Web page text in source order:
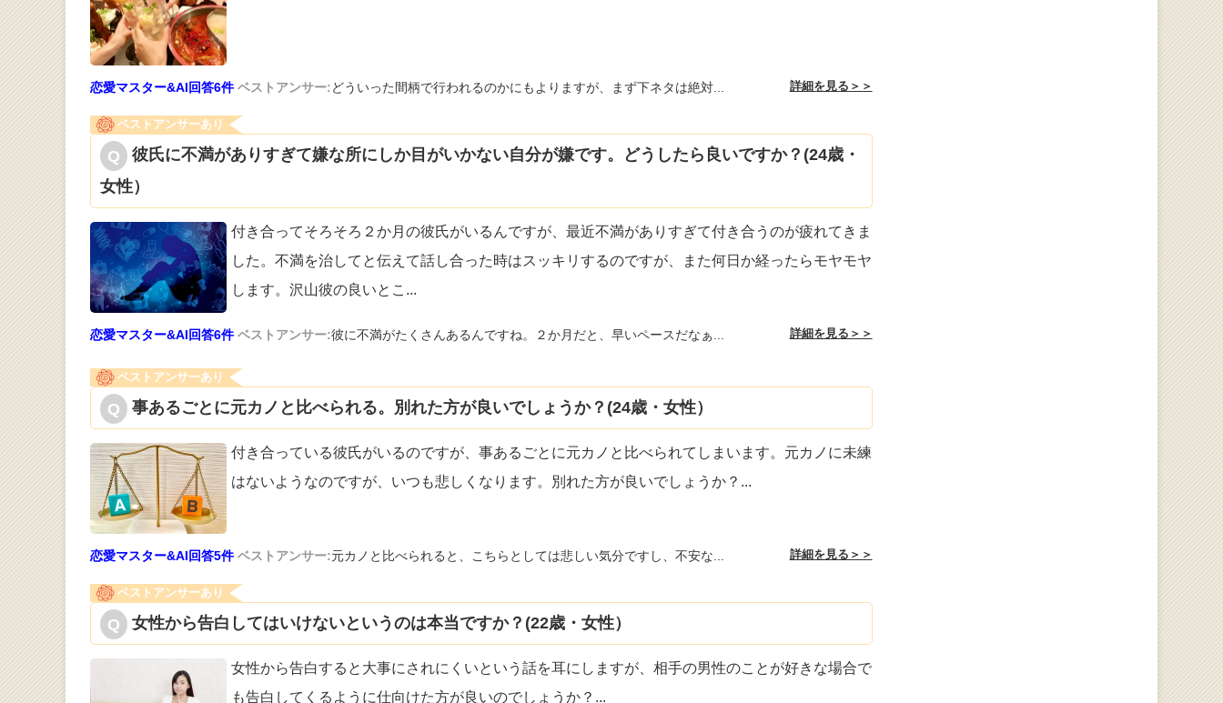
恋愛マスター&AI回答6件 ベストアンサー:どういった間柄で行われるのかにもよりますが、まず下ネタは絶対... 詳細を見る＞＞
ベストアンサーあり
彼氏に不満がありすぎて嫌な所にしか目がいかない自分が嫌です。どうしたら良いですか？(24歳・
女性）
付き合ってそろそろ２か月の彼氏がいるんですが、最近不満がありすぎて付き合うのが疲れてきま
した。不満を治してと伝えて話し合った時はスッキリするのですが、また何日か経ったらモヤモヤ
します。沢山彼の良いとこ ...
恋愛マスター&AI回答6件 ベストアンサー:彼に不満がたくさんあるんですね。２か月だと、早いペースだなぁ... 詳細を見る＞＞
ベストアンサーあり
事あるごとに元カノと比べられる。別れた方が良いでしょうか？(24歳・女性）
付き合っている彼氏がいるのですが、事あるごとに元カノと比べられてしまいます。元カノに未練
はないようなのですが、いつも悲しくなります。別れた方が良いでしょうか？ ...
恋愛マスター&AI回答5件 ベストアンサー:元カノと比べられると、こちらとしては悲しい気分ですし、不安な... 詳細を見る＞＞
ベストアンサーあり
女性から告白してはいけないというのは本当ですか？(22歳・女性）
女性から告白すると大事にされにくいという話を耳にしますが、相手の男性のことが好きな場合で
も告白してく るように仕向けた方が良いのでしょうか？ ...